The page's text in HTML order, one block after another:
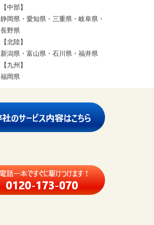
【中部】
静岡県・愛知県・三重県・岐阜県・
長野県
【北陸】
新潟県・富山県・石川県・福井県
【九州】
福岡県